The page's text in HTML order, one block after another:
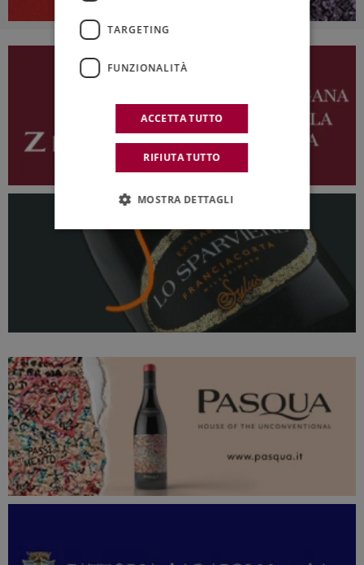
TARGETING
FUNZIONALITÀ
ACCETTA TUTTO
RIFIUTA TUTTO
MOSTRA DETTAGLI